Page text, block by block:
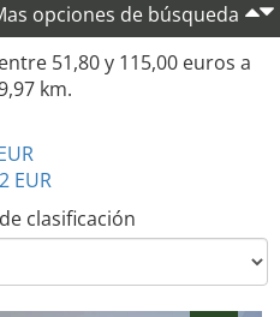
opciones de búsqueda
51,80y 115,00 euros a
km.
EUR
clasificación